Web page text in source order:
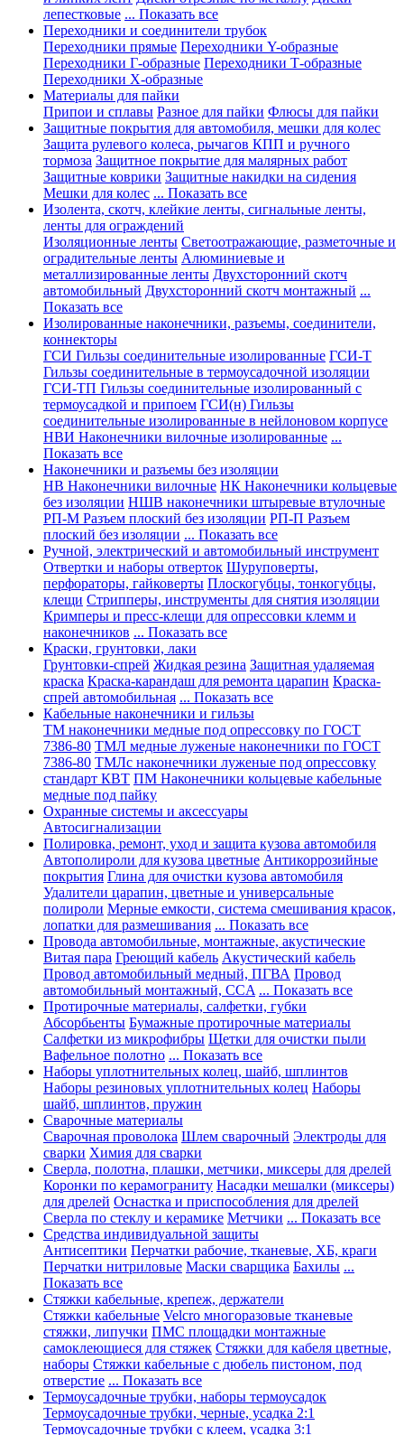
лепестковые ... Показать все
Переходники и соединители трубок
Переходники прямые Переходники Y-образные
Переходники Г-образные Переходники Т-образные
Переходники Х-образные
Материалы для пайки
Припои и сплавы Разное для пайки Флюсы для пайки
Защитные покрытия для автомобиля, мешки для колес
Защита рулевого колеса, рычагов КПП и ручного
тормоза Защитное покрытие для малярных работ
Защитные коврики Защитные накидки на сидения
Мешки для колес ... Показать все
Изолента, скотч, клейкие ленты, сигнальные ленты,
ленты для ограждений
Изоляционные ленты Светоотражающие, разметочные и
оградительные ленты Алюминиевые и
металлизированные ленты Двухсторонний скотч
автомобильный Двухсторонний скотч монтажный ...
Показать все
Изолированные наконечники, разъемы, соединители,
коннекторы
ГСИ Гильзы соединительные изолированные ГСИ-Т
Гильзы соединительные в термоусадочной изоляции
ГСИ-ТП Гильзы соединительные изолированный с
термоусадкой и припоем ГСИ(н) Гильзы
соединительные изолированные в нейлоновом корпусе
НВИ Наконечники вилочные изолированные ...
Показать все
Наконечники и разъемы без изоляции
НВ Наконечники вилочные НК Наконечники кольцевые
без изоляции НШВ наконечники штыревые втулочные
РП-М Разъем плоский без изоляции РП-П Разъем
плоский без изоляции ... Показать все
Ручной, электрический и автомобильный инструмент
Отвертки и наборы отверток Шуруповерты,
перфораторы, гайковерты Плоскогубцы, тонкогубцы,
клещи Стрипперы, инструменты для снятия изоляции
Кримперы и пресс-клещи для опрессовки клемм и
наконечников ... Показать все
Краски, грунтовки, лаки
Грунтовки-спрей Жидкая резина Защитная удаляемая
краска Краска-карандаш для ремонта царапин Краска-
спрей автомобильная ... Показать все
Кабельные наконечники и гильзы
ТМ наконечники медные под опрессовку по ГОСТ
7386-80 ТМЛ медные луженые наконечники по ГОСТ
7386-80 ТМЛс наконечники луженые под опрессовку
стандарт КВТ ПМ Наконечники кольцевые кабельные
медные под пайку
Охранные системы и аксессуары
Автосигнализации
Полировка, ремонт, уход и защита кузова автомобиля
Автополироли для кузова цветные Антикоррозийные
покрытия Глина для очистки кузова автомобиля
Удалители царапин, цветные и универсальные
полироли Мерные емкости, система смешивания красок,
лопатки для размешивания ... Показать все
Провода автомобильные, монтажные, акустические
Витая пара Греющий кабель Акустический кабель
Провод автомобильный медный, ПГВА Провод
автомобильный монтажный, CCA ... Показать все
Протирочные материалы, салфетки, губки
Абсорбьенты Бумажные протирочные материалы
Салфетки из микрофибры Щетки для очистки пыли
Вафельное полотно ... Показать все
Наборы уплотнительных колец, шайб, шплинтов
Наборы резиновых уплотнительных колец Наборы
шайб, шплинтов, пружин
Сварочные материалы
Сварочная проволока Шлем сварочный Электроды для
сварки Химия для сварки
Сверла, полотна, плашки, метчики, миксеры для дрелей
Коронки по керамограниту Насадки мешалки (миксеры)
для дрелей Оснастка и приспособления для дрелей
Сверла по стеклу и керамике Метчики ... Показать все
Средства индивидуальной защиты
Антисептики Перчатки рабочие, тканевые, ХБ, краги
Перчатки нитриловые Маски сварщика Бахилы ...
Показать все
Стяжки кабельные, крепеж, держатели
Стяжки кабельные Velcro многоразовые тканевые
стяжки, липучки ПМС площадки монтажные
самоклеющиеся для стяжек Стяжки для кабеля цветные,
наборы Стяжки кабельные с дюбель пистоном, под
отверстие ... Показать все
Термоусадочные трубки, наборы термоусадок
Термоусадочные трубки, черные, усадка 2:1
Термоусадочные трубки с клеем, усадка 3:1